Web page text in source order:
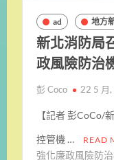
ad 地方
新北消防
政風險防治
彭 Coco 22 5 月
【記者 彭
控管機 … READ
強化廉政風險防治